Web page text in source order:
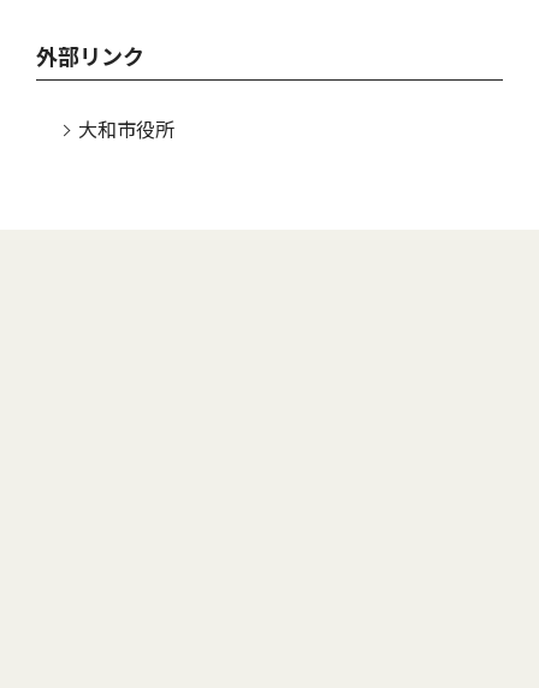
外部リンク
大和市役所